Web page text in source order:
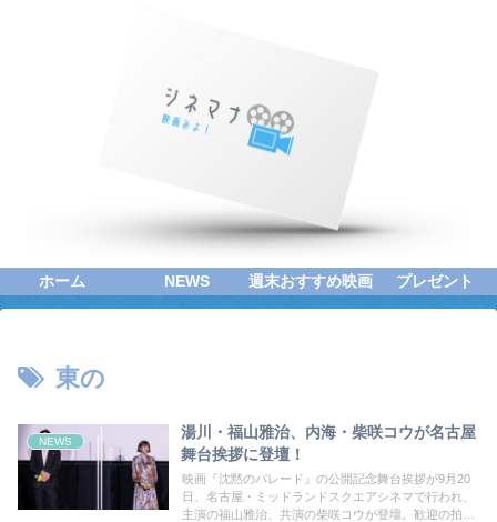
ホーム NEWS 週末おすすめ映画 プレゼント
東の
NEWS
湯川・福山雅治、内海・柴咲コウが名古屋
舞台挨拶に登壇！
映画『沈黙のパレード』の公開記念舞台挨拶が9月20
日、名古屋・ミッドランドスクエアシネマで行われ、
主演の福山雅治、共演の柴咲コウが登壇。歓迎の拍手